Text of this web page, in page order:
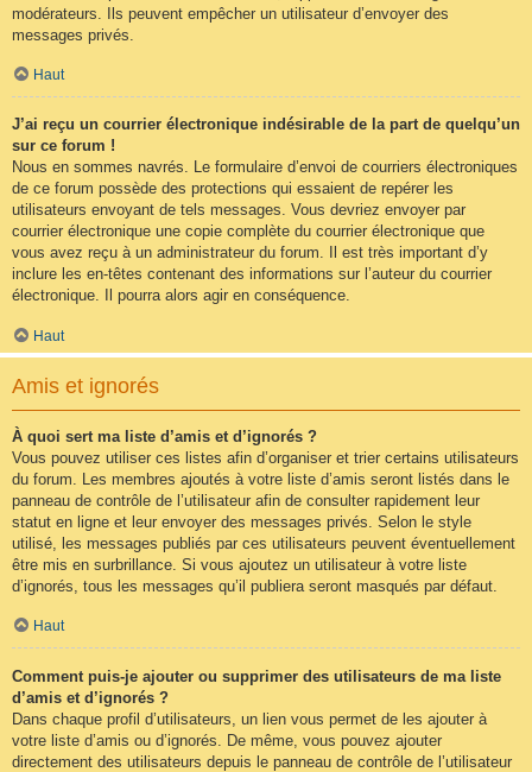
modérateurs. Ils peuvent empêcher un utilisateur d’envoyer des
messages privés.
Haut
J’ai reçu un courrier électronique indésirable de la part de quelqu’un
sur ce forum !
Nous en sommes navrés. Le formulaire d’envoi de courriers électroniques
de ce forum possède des protections qui essaient de repérer les
utilisateurs envoyant de tels messages. Vous devriez envoyer par
courrier électronique une copie complète du courrier électronique que
vous avez reçu à un administrateur du forum. Il est très important d’y
inclure les en-têtes contenant des informations sur l’auteur du courrier
électronique. Il pourra alors agir en conséquence.
Haut
Amis et ignorés
À quoi sert ma liste d’amis et d’ignorés ?
Vous pouvez utiliser ces listes afin d’organiser et trier certains utilisateurs
du forum. Les membres ajoutés à votre liste d’amis seront listés dans le
panneau de contrôle de l’utilisateur afin de consulter rapidement leur
statut en ligne et leur envoyer des messages privés. Selon le style
utilisé, les messages publiés par ces utilisateurs peuvent éventuellement
être mis en surbrillance. Si vous ajoutez un utilisateur à votre liste
d’ignorés, tous les messages qu’il publiera seront masqués par défaut.
Haut
Comment puis-je ajouter ou supprimer des utilisateurs de ma liste
d’amis et d’ignorés ?
Dans chaque profil d’utilisateurs, un lien vous permet de les ajouter à
votre liste d’amis ou d’ignorés. De même, vous pouvez ajouter
directement des utilisateurs depuis le panneau de contrôle de l’utilisateur